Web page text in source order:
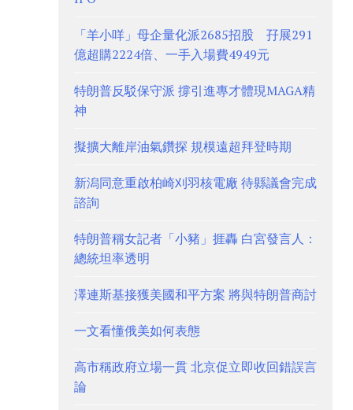
「羊小咩」母企量化派2685招股 孖展291
億超購2224倍、一手入場費4949元
特朗普反駁保守派 撐引進專才體現MAGA精
神
擬擴大離岸油氣鑽探 規模遠超拜登時期
新潟同意重啟柏崎刈羽核電廠 待縣議會完成
諮詢
特朗普稱女記者「小豬」捱轟 白宮發言人：
總統坦率透明
澤連斯基接獲美國和平方案 將與特朗普商討
一文看懂俄美如何表態
高市稱政府立場一貫 北京促立即收回錯誤言
論